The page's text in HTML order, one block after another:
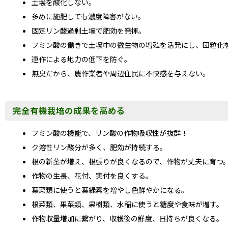
多めに施肥しても濃度障害がない。
固定リン酸過剰土壌で肥効を発揮。
フミン酸の働きで土壌中の微生物の増殖を活発にし、団粒化
連作による地力の低下を防ぐ。
無臭だから、農作業者や周辺住民に不快感を与えない。
完全有機栽培の成果を高める
フミン酸の機能で、リン酸の作物吸収性が抜群 ！
ク溶性リン酸分が多く、 肥効が持続する。
根の新茎が増え、根張りが良くなるので、作物が丈夫に育つ。
作物の生長、花付、実付を良く する。
葉菜類に使うと葉緑素を増やし色鮮やかになる。
根菜類、果菜類、果樹類、水稲に使うと糖度や食味が増す。
作物収量増加に繋がり、収穫後の鮮度、日持ちが良くなる。